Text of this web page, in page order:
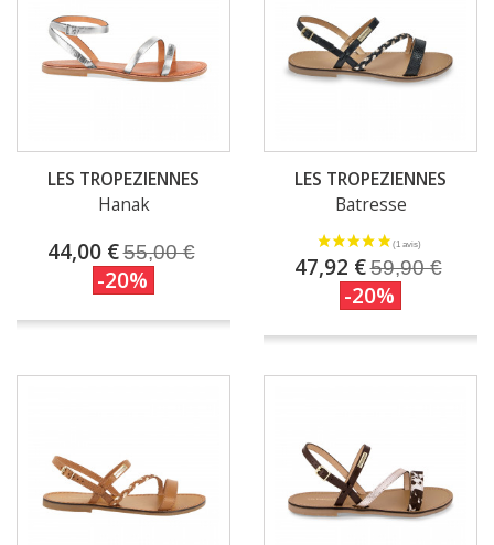
LES TROPEZIENNES
Hanak
44,00 €55,00 €
-20%
LES TROPEZIENNES
Batresse
47,92 €59,90 €
-20%